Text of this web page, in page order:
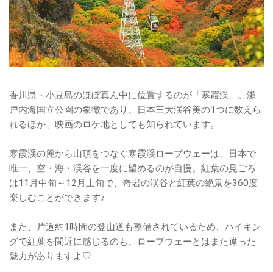
香川県・小豆島のほぼ真ん中に位置するのが「寒霞渓」。瀬
戸内海国立公園の象徴であり、日本三大渓谷美の1つに数えら
れるほか、映画のロケ地としても知られています。
寒霞渓の麓から山頂をつなぐ寒霞渓ロープウェーは、日本で
唯一、空・海・渓谷を一度に望めるのが自慢。紅葉の見ごろ
は11月中旬～12月上旬で、奇岩の渓谷と紅葉の絶景を360度
楽しむことができます♪
また、片道約1時間の登山道も整備されているため、ハイキン
グで紅葉を間近に感じるのも、ロープウェーとはまた違った
魅力がありますよ♡